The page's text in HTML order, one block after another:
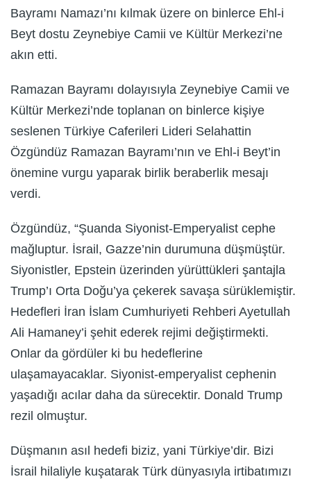
Bayramı Namazı’nı kılmak üzere on binlerce Ehl-i
Beyt dostu Zeynebiye Camii ve Kültür Merkezi’ne
akın etti.
Ramazan Bayramı dolayısıyla Zeynebiye Camii ve
Kültür Merkezi’nde toplanan on binlerce kişiye
seslenen Türkiye Caferileri Lideri Selahattin
Özgündüz Ramazan Bayramı’nın ve Ehl-i Beyt’in
önemine vurgu yaparak birlik beraberlik mesajı
verdi.
Özgündüz, “Şuanda Siyonist-Emperyalist cephe
mağluptur. İsrail, Gazze’nin durumuna düşmüştür.
Siyonistler, Epstein üzerinden yürüttükleri şantajla
Trump’ı Orta Doğu’ya çekerek savaşa sürüklemiştir.
Hedefleri İran İslam Cumhuriyeti Rehberi Ayetullah
Ali Hamaney’i şehit ederek rejimi değiştirmekti.
Onlar da gördüler ki bu hedeflerine
ulaşamayacaklar. Siyonist-emperyalist cephenin
yaşadığı acılar daha da sürecektir. Donald Trump
rezil olmuştur.
Düşmanın asıl hedefi biziz, yani Türkiye’dir. Bizi
İsrail hilaliyle kuşatarak Türk dünyasıyla irtibatımızı